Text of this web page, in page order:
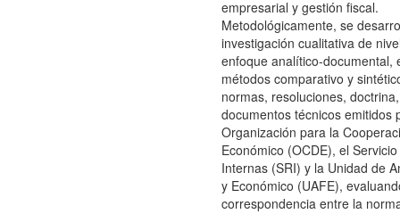
empresarial y gestión fiscal.
Metodológicamente, se
investigación cualitativa de
enfoque analítico-documental,
métodos comparativo y
normas, resoluciones,
documentos técnicos emitidos
Organización para la
Económico (OCDE), el
Internas (SRI) y la Unidad de
y Económico (UAFE),
correspondencia entre la